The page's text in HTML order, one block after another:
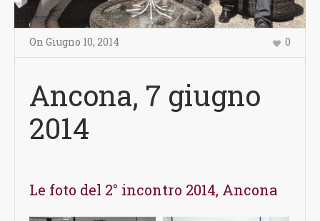
On Giugno 10, 2014 0
Ancona, 7 giugno
2014
Le foto del 2° incontro 2014, Ancona